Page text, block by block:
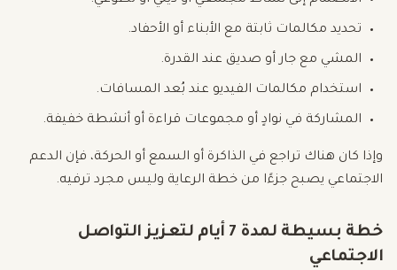
تحديد مكالمات ثابتة مع الأبناء أو الأحفاد.
المشي مع جار أو صديق عند القدرة.
استخدام مكالمات الفيديو عند بُعد المسافات.
المشاركة في نوادٍ أو مجموعات قراءة أو أنشطة خفيفة.
وإذا كان هناك تراجع في الذاكرة أو السمع أو الحركة، فإن الدعم
الاجتماعي يصبح جزءًا من خطة الرعاية وليس مجرد ترفيه.
خطة بسيطة لمدة 7 أيام لتعزيز التواصل
الاجتماعي